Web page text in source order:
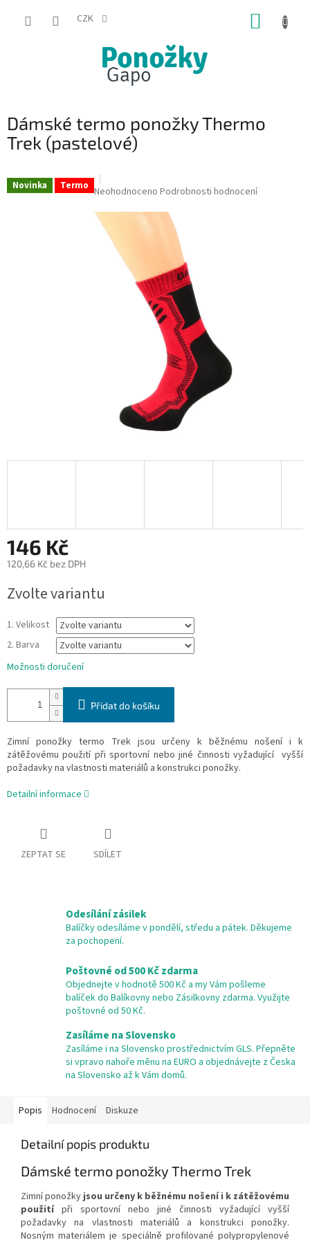
CZK
Dámské termo ponožky Thermo
Trek (pastelové)
Novinka Termo Průměrné
produktu
hvězdiček.
Neohodnoceno Podrobnosti hodnocení
146 Kč
120,66 Kč bez DPH
cena:
Zvolte variantu
1. Velikost
2. Barva
Možnosti doručení
Přidat do košíku
Zimní ponožky termo Trek jsou určeny k běžnému nošení i k
zátěžovému použití při sportovní nebo jiné činnosti vyžadující vyšší
požadavky na vlastnosti materiálů a konstrukci ponožky.
Detailní informace
ZEPTAT SE SDÍLET
Odesílání zásilek
Balíčky odesíláme v pondělí, středu a pátek. Děkujeme
za pochopení.
Poštovné od 500 Kč zdarma
Objednejte v hodnotě 500 Kč a my Vám pošleme
balíček do Balíkovny nebo Zásilkovny zdarma. Využijte
poštovné od 50 Kč.
Zasíláme na Slovensko
Zasíláme i na Slovensko prostřednictvím GLS. Přepněte
si vpravo nahoře měnu na EURO a objednávejte z Česka
na Slovensko až k Vám domů.
Popis Hodnocení Diskuze
Detailní popis produktu
Dámské termo ponožky Thermo Trek
Zimní ponožky jsou určeny k běžnému nošení i k zátěžovému
použitípři sportovní nebo jiné činnosti vyžadující vyšší
požadavky na vlastnosti materiálů a konstrukci ponožky.
Nosným materiálem je speciálně profilované polypropylenové